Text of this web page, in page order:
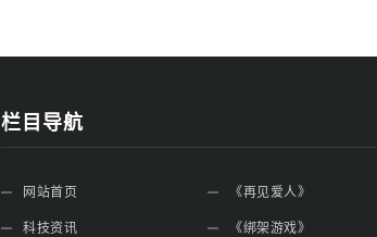
栏目导航
网站首页
科技资讯
《再见爱人》
《绑架游戏》